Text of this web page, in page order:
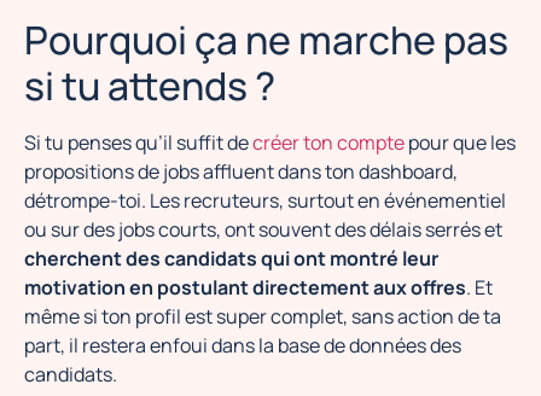
Pourquoi ça ne marche pas
si tu attends ?
Si tu penses qu’il suffit decréer ton comptepour que les
propositions de jobs affluent dans ton dashboard,
détrompe-toi. Les recruteurs, surtout en événementiel
ou sur des jobs courts, ont souvent des délais serrés et
cherchent des candidats qui ont montré leur
motivation en postulant directement aux offres. Et
même si ton profil est super complet, sans action de ta
part, il restera enfoui dans la base de données des
candidats.